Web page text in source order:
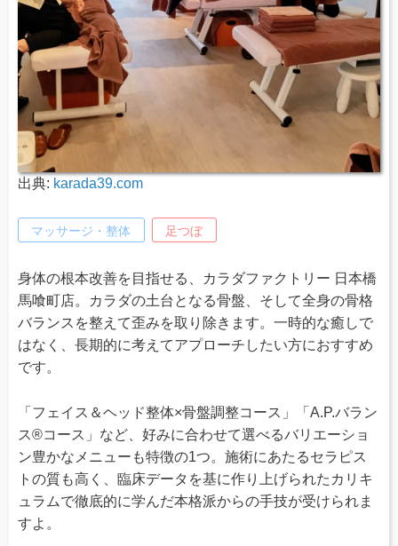
出典: karada39.com
マッサージ・整体 足つぼ
身体の根本改善を目指せる、カラダファクトリー 日本橋
馬喰町店。カラダの土台となる骨盤、そして全身の骨格
バランスを整えて歪みを取り除きます。一時的な癒しで
はなく、長期的に考えてアプローチしたい方におすすめ
です。
「フェイス＆ヘッド整体×骨盤調整コース」「A.P.バラン
ス®コース」など、好みに合わせて選べるバリエーショ
ン豊かなメニューも特徴の1つ。施術にあたるセラピス
トの質も高く、臨床データを基に作り上げられたカリキ
ュラムで徹底的に学んだ本格派からの手技が受けられま
すよ。